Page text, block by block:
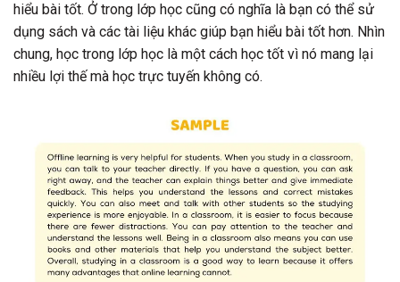
hiểu bài tốt. Ở trong lớp học cũng có nghĩa là bạn có thể sử
dụng sách và các tài liệu khác giúp bạn hiểu bài tốt hơn. Nhìn
chung, học trong lớp học là một cách học tốt vì nó mang lại
nhiều lợi thế mà học trực tuyến không có.